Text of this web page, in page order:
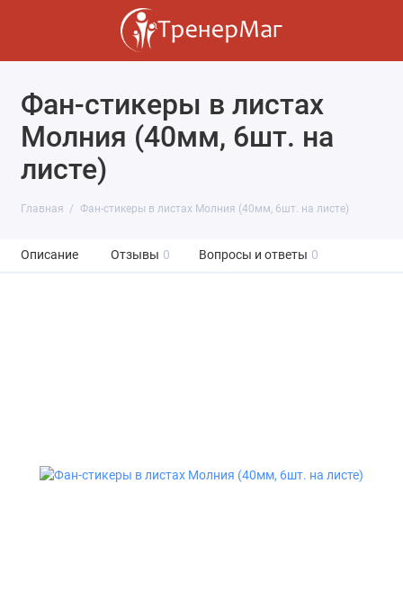
Фан-стикеры в листах
Молния (40мм, 6шт. на
листе)
Главная Фан-стикеры в листах Молния (40мм, 6шт. на листе)
Описание Отзывы 0 Вопросы и ответы 0